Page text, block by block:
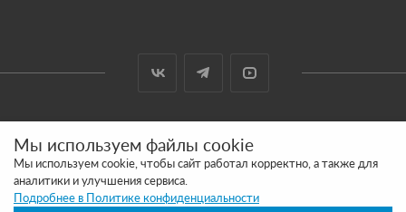
САЙТ СДЕЛАН И ПРОДВИГАЕТСЯ В SITE UP
ПОЛИТИКА КОНФИДЕНЦИАЛЬНОСТИ
Мы используем файлы cookie
Мы используем cookie, чтобы сайт работал корректно, а также для
аналитики и улучшения сервиса.
Подробнее в Политике конфиденциальности